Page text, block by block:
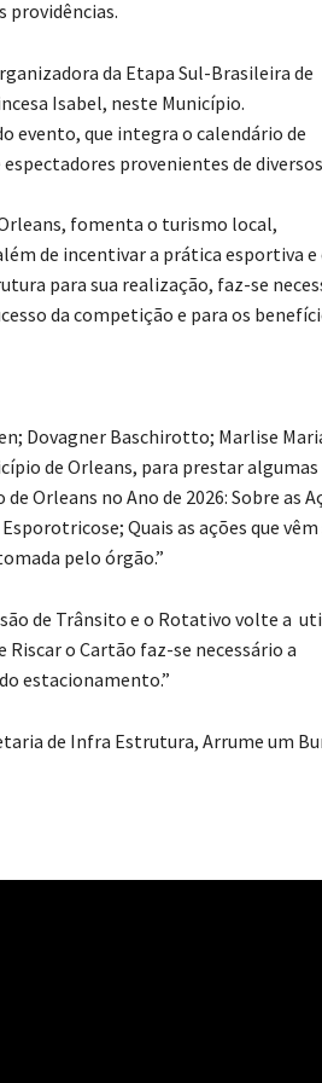
providências.
da Etapa Sul-Brasileira de
Isabel, neste Município.
evento, que integra o calendário de
provenientes de diversos
fomenta o turismo local,
de incentivar a prática esportiva e
para sua realização, faz-se
da competição e para os
Dovagner Baschirotto; Marlise
de Orleans, para prestar algumas
Orleans no Ano de 2026: Sobre as
Quais as ações que vêm
pelo órgão.”
de Trânsito e o Rotativo volte a
o Cartão faz-se necessário a
estacionamento.”
de Infra Estrutura, Arrume um